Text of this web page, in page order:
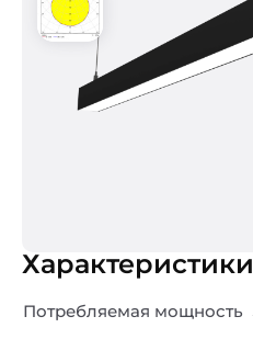
Характеристики
Потребляемая мощность